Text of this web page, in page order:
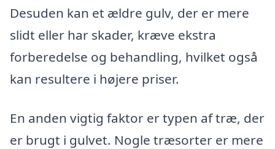
Desuden kan et ældre gulv, der er mere
slidt eller har skader, kræve ekstra
forberedelse og behandling, hvilket også
kan resultere i højere priser.
En anden vigtig faktor er typen af træ, der
er brugt i gulvet. Nogle træsorter er mere